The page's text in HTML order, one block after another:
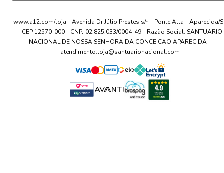
www.a12.com/loja - Avenida Dr Júlio Prestes s/n - Ponte Alta - Aparecida/
- CEP 12570-000 - CNPJ 02.825.033/0004-49 - Razão Social: SANTUARIO
NACIONAL DE NOSSA SENHORA DA CONCEICAO APARECIDA -
atendimento.loja@santuarionacional.com